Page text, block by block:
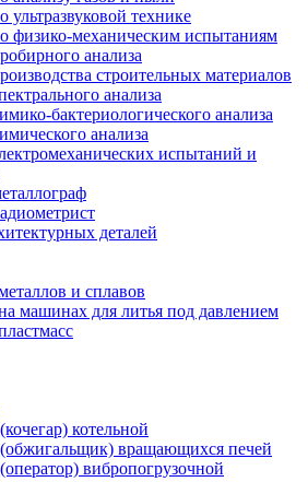
ультразвуковой технике
физико-механическим испытаниям
анализа
строительных материалов
анализа
бактериологического анализа
анализа
испытаний и
деталей
и сплавов
машинах для литья под давлением
котельной
вращающихся печей
вибропогрузочной